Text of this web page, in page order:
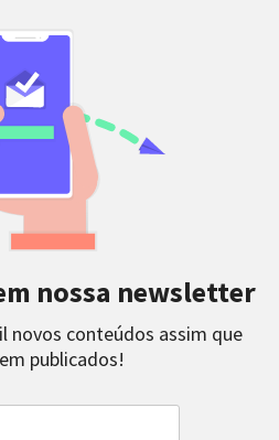
nossa newsletter
novos conteúdos assim que
publicados!